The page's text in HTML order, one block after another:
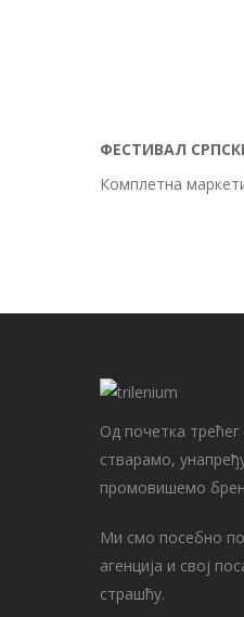
ФЕСТИВАЛ
Комплетна
Од почетка трећег
стварамо,
промовишемо
Ми смо посебно
агенција и свој
страшћу.